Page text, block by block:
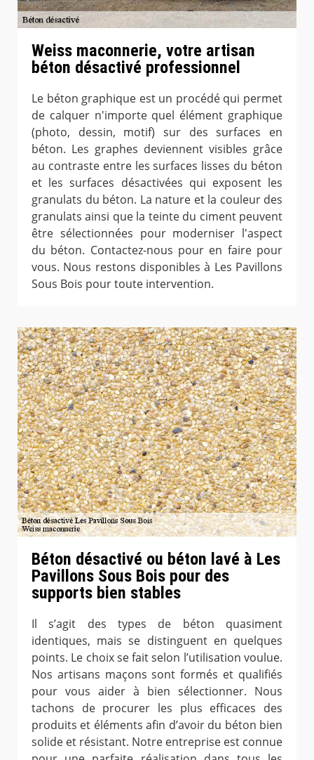
Weiss maconnerie, votre artisan
béton désactivé professionnel
Le béton graphique est un procédé qui permet
de calquer n'importe quel élément graphique
(photo, dessin, motif) sur des surfaces en
béton. Les graphes deviennent visibles grâce
au contraste entre les surfaces lisses du béton
et les surfaces désactivées qui exposent les
granulats du béton. La nature et la couleur des
granulats ainsi que la teinte du ciment peuvent
être sélectionnées pour moderniser l'aspect
du béton. Contactez-nous pour en faire pour
vous. Nous restons disponibles à Les Pavillons
Sous Bois pour toute intervention.
Béton désactivé ou béton lavé à Les
Pavillons Sous Bois pour des
supports bien stables
Il s’agit des types de béton quasiment
identiques, mais se distinguent en quelques
points. Le choix se fait selon l’utilisation voulue.
Nos artisans maçons sont formés et qualifiés
pour vous aider à bien sélectionner. Nous
tachons de procurer les plus efficaces des
produits et éléments afin d’avoir du béton bien
solide et résistant. Notre entreprise est connue